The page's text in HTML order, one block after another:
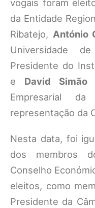
vogais foram
da Entidade
Ribatejo, António
Universidade
Presidente do
e David Simão
Empresarial
representação da
Nesta data, foi
dos membros
Conselho
eleitos, como
Presidente da